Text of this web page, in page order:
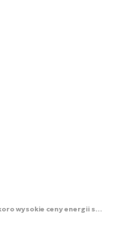
Skoro wysokie ceny energii są winą UE, to czas na Polexit? "Jak powiedziało się A, trzeba powiedzieć także B" [KOMENTARZ]